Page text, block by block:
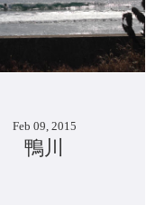
Feb 09, 2015
鴨川